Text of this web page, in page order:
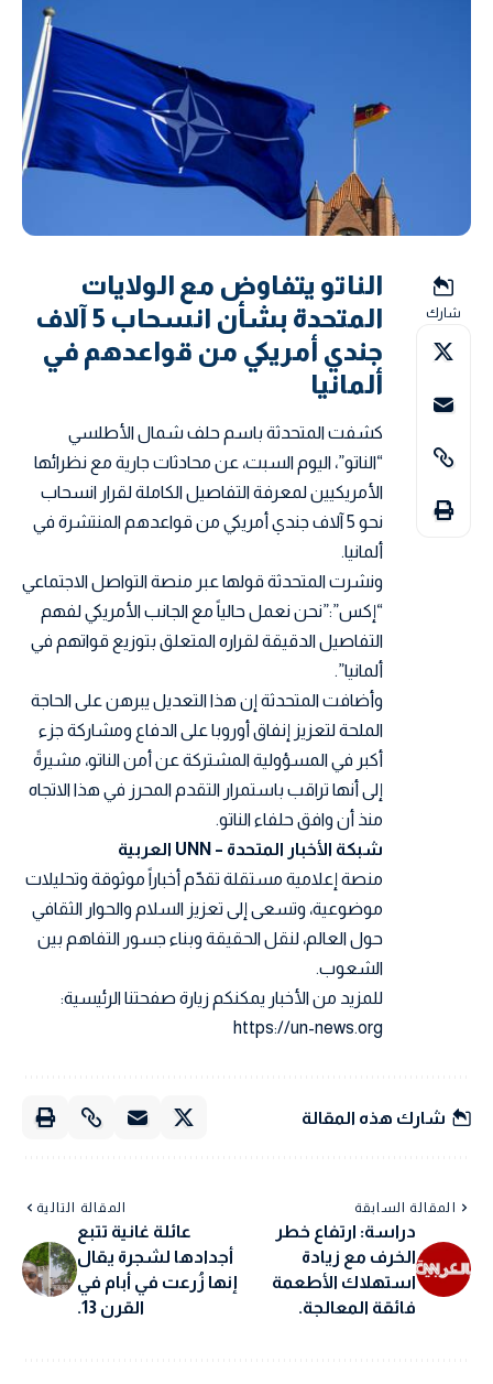
شارك
الناتو يتفاوض مع الولايات
المتحدة بشأن انسحاب 5 آلاف
جندي أمريكي من قواعدهم في
ألمانيا
كشفت المتحدثة باسم حلف شمال الأطلسي
“الناتو”، اليوم السبت، عن محادثات جارية مع نظرائها
الأمريكيين لمعرفة التفاصيل الكاملة لقرار انسحاب
نحو 5 آلاف جندي أمريكي من قواعدهم المنتشرة في
ألمانيا.
ونشرت المتحدثة قولها عبر منصة التواصل الاجتماعي
“إكس”:”نحن نعمل حالياً مع الجانب الأمريكي لفهم
التفاصيل الدقيقة لقراره المتعلق بتوزيع قواتهم في
ألمانيا”.
وأضافت المتحدثة إن هذا التعديل يبرهن على الحاجة
الملحة لتعزيز إنفاق أوروبا على الدفاع ومشاركة جزء
أكبر في المسؤولية المشتركة عن أمن الناتو، مشيرةً
إلى أنها تراقب باستمرار التقدم المحرز في هذا الاتجاه
منذ أن وافق حلفاء الناتو.
شبكة الأخبار المتحدة – UNN العربية
منصة إعلامية مستقلة تقدّم أخباراً موثوقة وتحليلات
موضوعية، وتسعى إلى تعزيز السلام والحوار الثقافي
حول العالم، لنقل الحقيقة وبناء جسور التفاهم بين
الشعوب.
للمزيد من الأخبار يمكنكم زيارة صفحتنا الرئيسية:
https://un-news.org
شارك هذه المقالة
المقالة السابقة
دراسة: ارتفاع خطر
الخرف مع زيادة
استهلاك الأطعمة
فائقة المعالجة.
المقالة التالية
عائلة غانية تتبع
أجدادها لشجرة يقال
إنها زُرعت في أبام في
القرن 13.